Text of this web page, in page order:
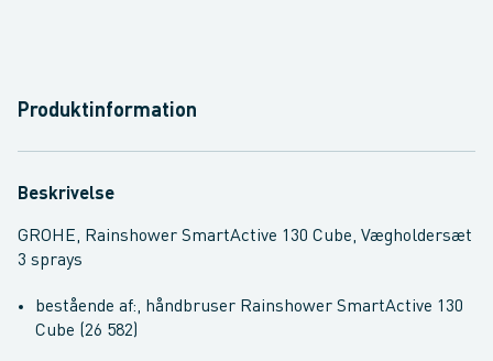
Produktinformation
Beskrivelse
GROHE, Rainshower SmartActive 130 Cube, Vægholdersæt
3 sprays
bestående af:, håndbruser Rainshower SmartActive 130
Cube (26 582)